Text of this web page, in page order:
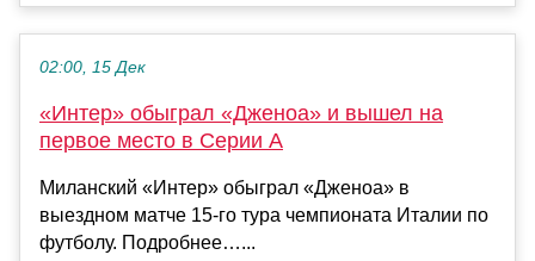
02:00, 15 Дек
«Интер» обыграл «Дженоа» и вышел на
первое место в Серии А
Миланский «Интер» обыграл «Дженоа» в
выездном матче 15‑го тура чемпионата Италии по
футболу. Подробнее…...